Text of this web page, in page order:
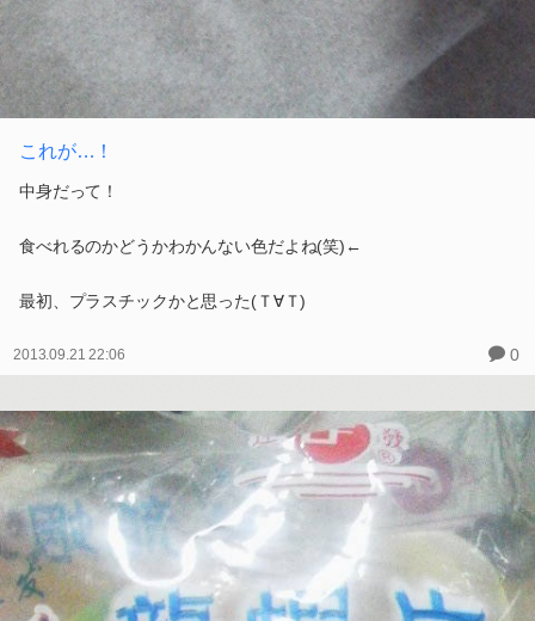
これが…！
中身だって！
食べれるのかどうかわかんない色だよね(笑)←
最初、プラスチックかと思った(Ｔ∀Ｔ)
2013.09.21 22:06 0